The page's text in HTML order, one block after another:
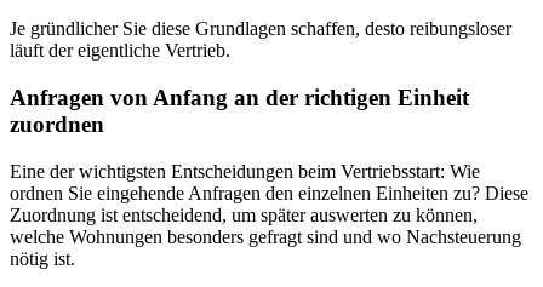
Je gründlicher Sie diese Grundlagen schaffen, desto reibungsloser
läuft der eigentliche Vertrieb.
Anfragen von Anfang an der richtigen Einheit
zuordnen
Eine der wichtigsten Entscheidungen beim Vertriebsstart: Wie
ordnen Sie eingehende Anfragen den einzelnen Einheiten zu? Diese
Zuordnung ist entscheidend, um später auswerten zu können,
welche Wohnungen besonders gefragt sind und wo Nachsteuerung
nötig ist.